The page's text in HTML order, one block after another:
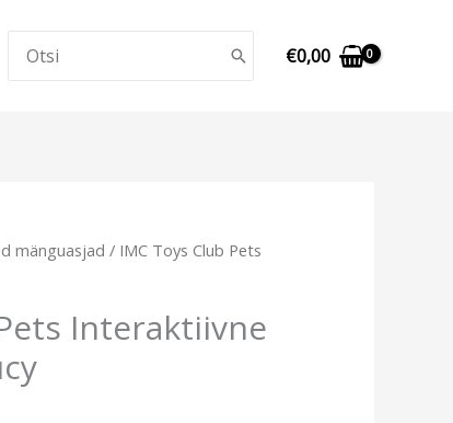
for:
€0,00
mänguasjad / IMC Toys Club Pets
Interaktiivne